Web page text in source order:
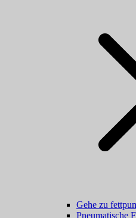
Gehe zu
Pneumatische